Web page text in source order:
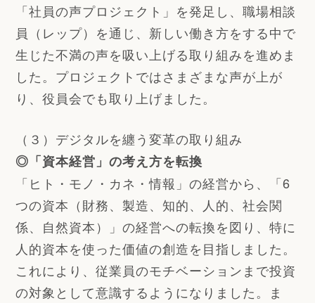
「社員の声プロジェクト」を発足し、職場相談
員（レップ）を通じ、新しい働き方をする中で
生じた不満の声を吸い上げる取り組みを進めま
した。プロジェクトではさまざまな声が上が
り、役員会でも取り上げました。
（３）デジタルを纏う変革の取り組み
◎「資本経営」の考え方を転換
「ヒト・モノ・カネ・情報」の経営から、「6
つの資本（財務、製造、知的、人的、社会関
係、自然資本）」の経営への転換を図り、特に
人的資本を使った価値の創造を目指しました。
これにより、従業員のモチベーションまで投資
の対象として意識するようになりました。ま